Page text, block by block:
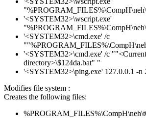
'<SYSTEM32>\wscript.exe'
'<SYSTEM32>\cmd.exe' /c
'<SYSTEM32>\cmd.exe' /c ""<Current
directory>\$124da.bat" "
'<SYSTEM32>\ping.exe' 127.0.0.1 -n
Modifies file system :
Creates the following files: